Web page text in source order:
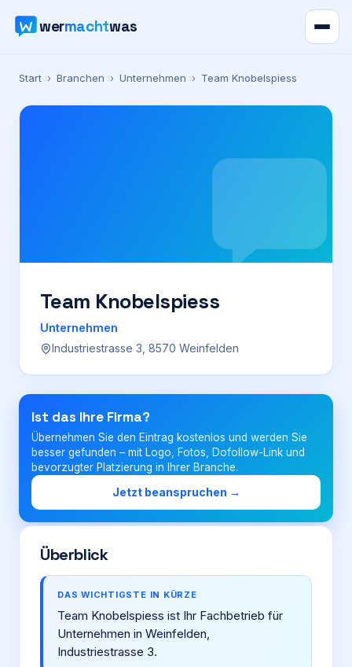
wermachtwas
Verzeichnis
Karte
Preise
Für Firmen
Login
Firma eintragen
Start › Branchen › Unternehmen › Team Knobelspiess
Team Knobelspiess
Unternehmen
Industriestrasse 3, 8570 Weinfelden
Ist das Ihre Firma?
Übernehmen Sie den Eintrag kostenlos und werden Sie
besser gefunden – mit Logo, Fotos, Dofollow-Link und
bevorzugter Platzierung in Ihrer Branche.
Jetzt beanspruchen →
Überblick
DAS WICHTIGSTE IN KÜRZE
Team Knobelspiess ist Ihr Fachbetrieb für
Unternehmen in Weinfelden,
Industriestrasse 3.